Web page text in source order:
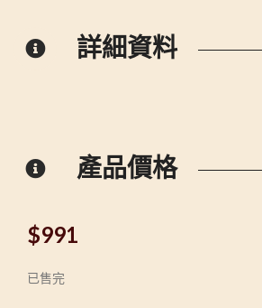
詳細資料
產品價格
$991
已售完